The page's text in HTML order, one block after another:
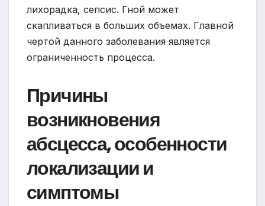
лихорадка, сепсис. Гной может
скапливаться в больших объемах. Главной
чертой данного заболевания является
ограниченность процесса.
Причины
возникновения
абсцесса, особенности
локализации и
симптомы